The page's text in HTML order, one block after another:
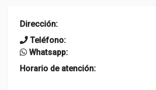
Dirección:
Teléfono:
Whatsapp:
Horario de atención: